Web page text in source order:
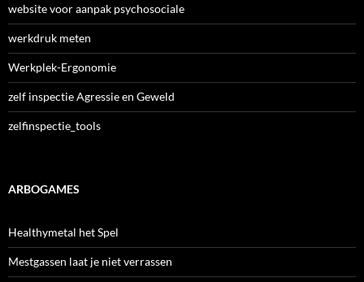
website voor aanpak psychosociale
werkdruk meten
Werkplek-Ergonomie
zelf inspectie Agressie en Geweld
zelfinspectie_tools
ARBOGAMES
Healthymetal het Spel
Mestgassen laat je niet verrassen